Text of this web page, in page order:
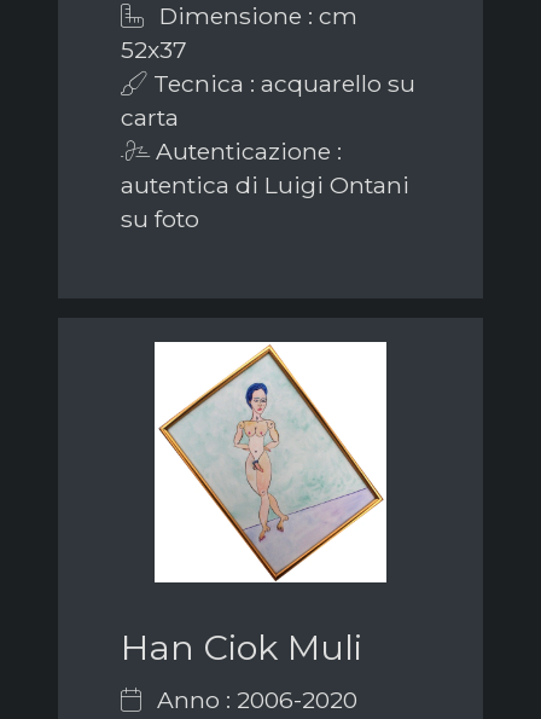
Dimensione : cm
52x37
Tecnica : acquarello su
carta
Autenticazione :
autentica di Luigi Ontani
su foto
Han Ciok Muli
Anno : 2006-2020